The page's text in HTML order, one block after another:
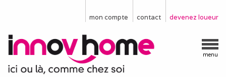
devenez loueur
contact
mon compte
menu